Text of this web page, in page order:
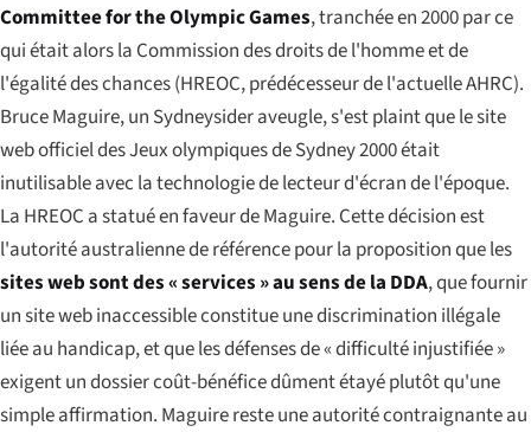
Committee for the Olympic Games, tranchée en 2000 par ce
qui était alors la Commission des droits de l'homme et de
l'égalité des chances (HREOC, prédécesseur de l'actuelle AHRC).
Bruce Maguire, un Sydneysider aveugle, s'est plaint que le site
web officiel des Jeux olympiques de Sydney 2000 était
inutilisable avec la technologie de lecteur d'écran de l'époque.
La HREOC a statué en faveur de Maguire. Cette décision est
l'autorité australienne de référence pour la proposition que les
sites web sont des « services » au sens de la DDA, que fournir
un site web inaccessible constitue une discrimination illégale
liée au handicap, et que les défenses de « difficulté injustifiée »
exigent un dossier coût-bénéfice dûment étayé plutôt qu'une
simple affirmation. Maguire reste une autorité contraignante au